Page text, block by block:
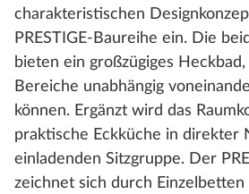
charakteristischen
PRESTIGE‑Baureihe ein. Die
bieten ein großzügiges
Bereiche unabhängig
können. Ergänzt wird das
praktische Eckküche in direkter
einladenden Sitzgruppe. Der
zeichnet sich durch